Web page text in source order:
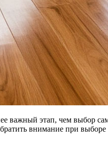
важный этап, чем выбор
внимание при